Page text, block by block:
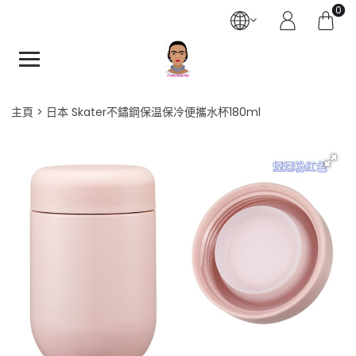
0
主頁 日本 Skater不鏽鋼保温保冷便攜水杯180ml